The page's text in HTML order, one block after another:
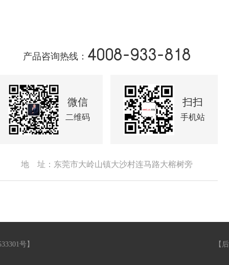
产品咨询热线： 4008-933-818
微信
二维码
扫扫
手机站
地 址：东莞市大岭山镇大沙村连马路大榕树旁
号 】 【